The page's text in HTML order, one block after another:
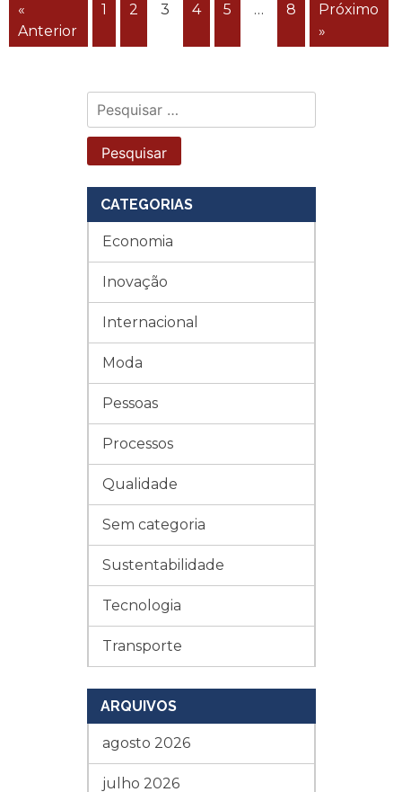
Pesquisar
por:
CATEGORIAS
Economia
Inovação
Internacional
Moda
Pessoas
Processos
Qualidade
Sem categoria
Sustentabilidade
Tecnologia
Transporte
ARQUIVOS
agosto 2026
julho 2026
«
Anterior
1 2 3 4 5 … 8
Próximo
»